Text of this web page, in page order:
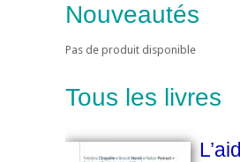
Nouveautés
Pas de produit disponible
Tous les livres